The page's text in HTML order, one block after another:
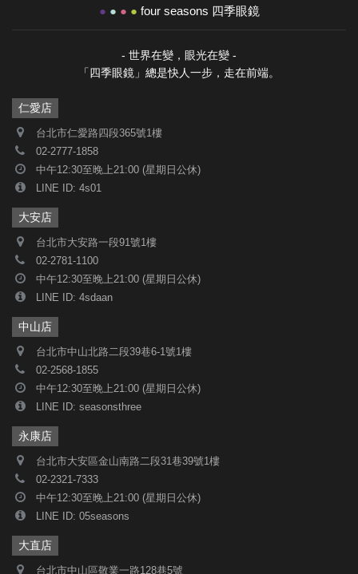
● ● ● ● four seasons 四季眼鏡
- 世界在變，眼光在變 -
「四季眼鏡」總是快人一步，走在前端。
仁愛店
台北市仁愛路四段365號1樓
02-2777-1858
中午12:30至晚上21:00 (星期日公休)
LINE ID: 4s01
大安店
台北市大安路一段91號1樓
02-2781-1100
中午12:30至晚上21:00 (星期日公休)
LINE ID: 4sdaan
中山店
台北市中山北路二段39巷6-1號1樓
02-2568-1855
中午12:30至晚上21:00 (星期日公休)
LINE ID: seasonsthree
永康店
台北市大安區金山南路二段31巷39號1樓
02-2321-7333
中午12:30至晚上21:00 (星期日公休)
LINE ID: 05seasons
大直店
台北市中山區敬業一路128巷5號